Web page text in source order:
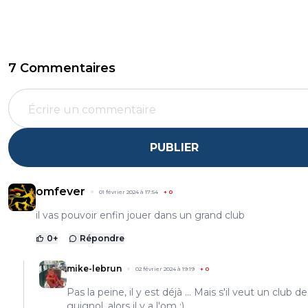
7 Commentaires
PUBLIER
omfever 01 février 2024 à 17:54 + 0
il vas pouvoir enfin jouer dans un grand club
0+ Répondre
mike-lebrun 02 février 2024 à 19:19 + 0
Pas la peine, il y est déjà ... Mais s'il veut un club de